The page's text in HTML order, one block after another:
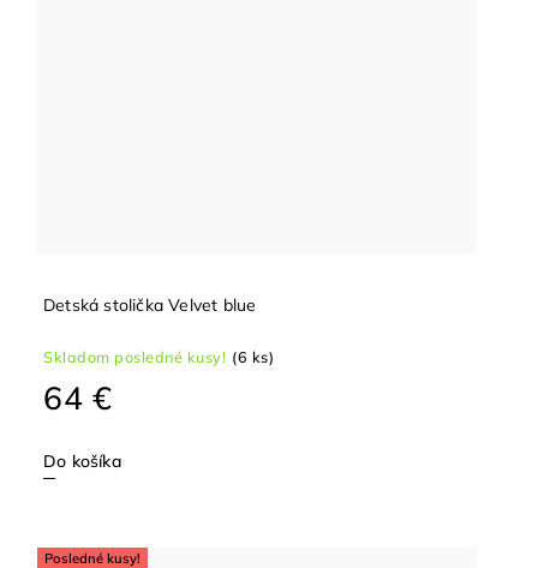
Detská stolička Velvet blue
Skladom posledné kusy! (6 ks)
64 €
Do košíka
Posledné kusy!